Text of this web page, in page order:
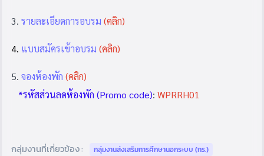
3. รายละเอียดการอบรม (คลิก)
4. แบบสมัครเข้าอบรม (คลิก)
5. จองห้องพัก (คลิก)
*รหัสส่วนลดห้องพัก (Promo code): WPRRH01
กลุ่มงานที่เกี่ยวข้อง : กลุ่มงานส่งเสริมการศึกษานอกระบบ (กร.)